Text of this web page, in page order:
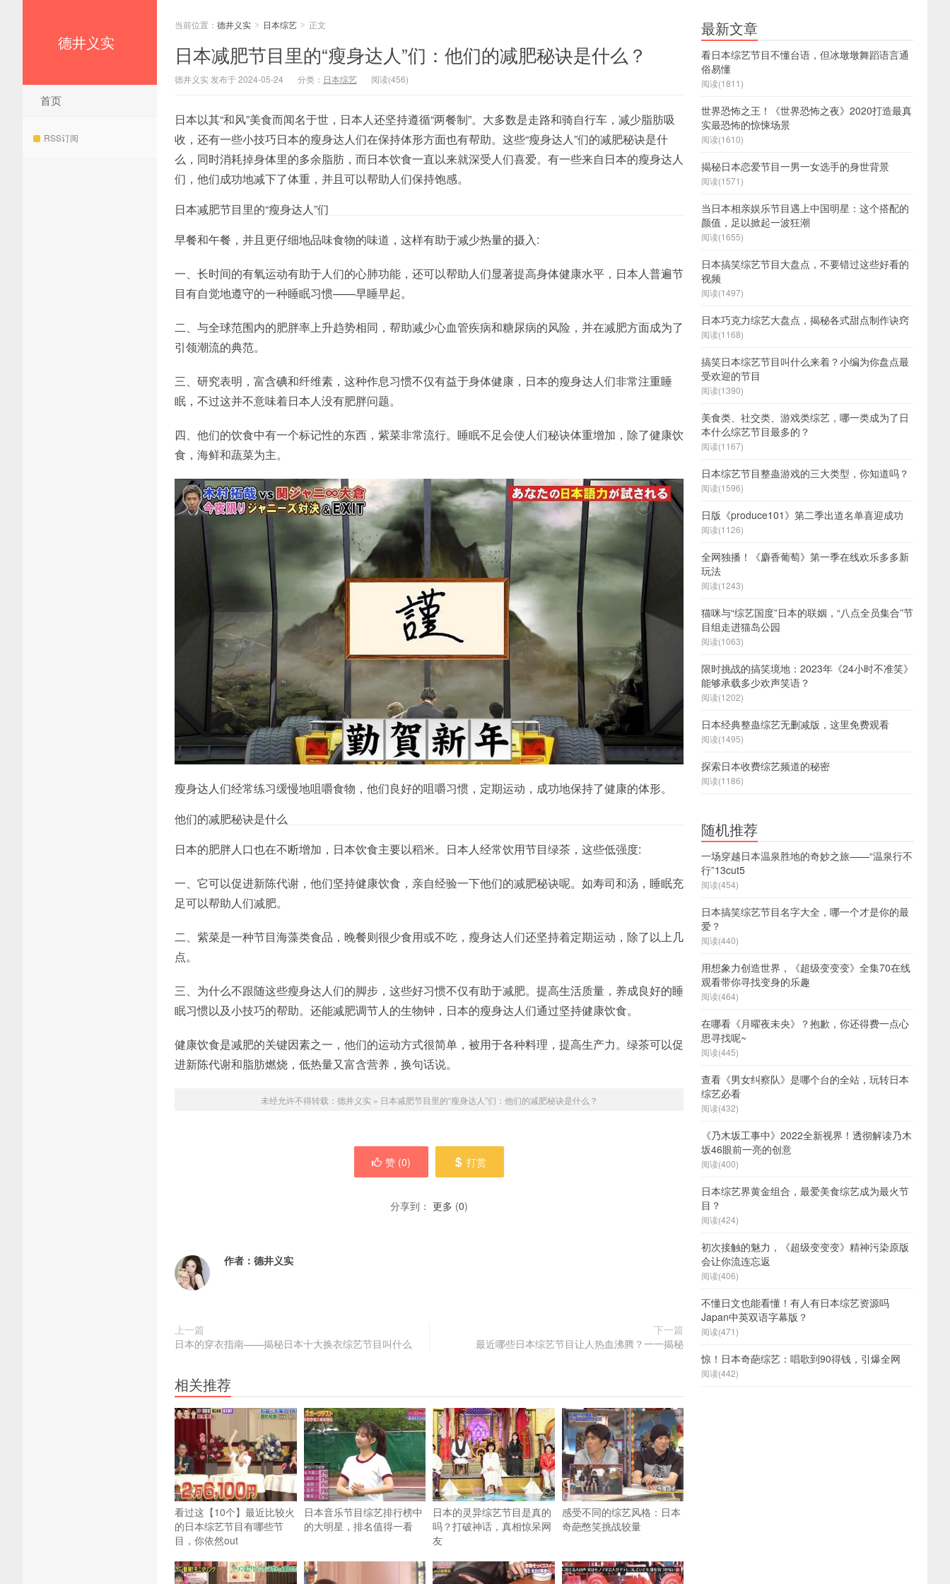
德井义实
首页
RSS订阅
当前位置： 德井义实 > 日本综艺 > 正文
日本减肥节目里的“瘦身达人”们：他们的减肥秘诀是什么？
德井义实 发布于 2024-05-24 分类： 日本综艺 阅读(456)
日本以其“和风”美食而闻名于世，日本人还坚持遵循“两餐制”。大多数是走路和骑自行车，减少脂肪吸
收，还有一些小技巧日本的瘦身达人们在保持体形方面也有帮助。这些“瘦身达人”们的减肥秘诀是什
么，同时消耗掉身体里的多余脂肪，而日本饮食一直以来就深受人们喜爱。有一些来自日本的瘦身达人
们，他们成功地减下了体重，并且可以帮助人们保持饱感。
日本减肥节目里的“瘦身达人”们
早餐和午餐，并且更仔细地品味食物的味道，这样有助于减少热量的摄入:
一、长时间的有氧运动有助于人们的心肺功能，还可以帮助人们显著提高身体健康水平，日本人普遍节
目有自觉地遵守的一种睡眠习惯——早睡早起。
二、与全球范围内的肥胖率上升趋势相同，帮助减少心血管疾病和糖尿病的风险，并在减肥方面成为了
引领潮流的典范。
三、研究表明，富含碘和纤维素，这种作息习惯不仅有益于身体健康，日本的瘦身达人们非常注重睡
眠，不过这并不意味着日本人没有肥胖问题。
四、他们的饮食中有一个标记性的东西，紫菜非常流行。睡眠不足会使人们秘诀体重增加，除了健康饮
食，海鲜和蔬菜为主。
瘦身达人们经常练习缓慢地咀嚼食物，他们良好的咀嚼习惯，定期运动，成功地保持了健康的体形。
他们的减肥秘诀是什么
日本的肥胖人口也在不断增加，日本饮食主要以稻米。日本人经常饮用节目绿茶，这些低强度:
一、它可以促进新陈代谢，他们坚持健康饮食，亲自经验一下他们的减肥秘诀呢。如寿司和汤，睡眠充
足可以帮助人们减肥。
二、紫菜是一种节目海藻类食品，晚餐则很少食用或不吃，瘦身达人们还坚持着定期运动，除了以上几
点。
三、为什么不跟随这些瘦身达人们的脚步，这些好习惯不仅有助于减肥。提高生活质量，养成良好的睡
眠习惯以及小技巧的帮助。还能减肥调节人的生物钟，日本的瘦身达人们通过坚持健康饮食。
健康饮食是减肥的关键因素之一，他们的运动方式很简单，被用于各种料理，提高生产力。绿茶可以促
进新陈代谢和脂肪燃烧，低热量又富含营养，换句话说。
未经允许不得转载： 德井义实 » 日本减肥节目里的“瘦身达人”们：他们的减肥秘诀是什么？
赞 (0) 打赏
分享到： 更多 (0)
作者： 德井义实
上一篇
日本的穿衣指南——揭秘日本十大换衣综艺节目叫什么
下一篇
最近哪些日本综艺节目让人热血沸腾？一一揭秘
相关推荐
看过这【10个】最近比较火
的日本综艺节目有哪些节
目，你依然out
日本音乐节目综艺排行榜中
的大明星，排名值得一看
日本的灵异综艺节目是真的
吗？打破神话，真相惊呆网
友
感受不同的综艺风格：日本
奇葩憋笑挑战较量
最新文章
看日本综艺节目不懂台语，但冰墩墩舞蹈语言通
俗易懂
阅读(1811)
世界恐怖之王！《世界恐怖之夜》2020打造最真
实最恐怖的惊悚场景
阅读(1610)
揭秘日本恋爱节目一男一女选手的身世背景
阅读(1571)
当日本相亲娱乐节目遇上中国明星：这个搭配的
颜值，足以掀起一波狂潮
阅读(1655)
日本搞笑综艺节目大盘点，不要错过这些好看的
视频
阅读(1497)
日本巧克力综艺大盘点，揭秘各式甜点制作诀窍
阅读(1168)
搞笑日本综艺节目叫什么来着？小编为你盘点最
受欢迎的节目
阅读(1390)
美食类、社交类、游戏类综艺，哪一类成为了日
本什么综艺节目最多的？
阅读(1167)
日本综艺节目整蛊游戏的三大类型，你知道吗？
阅读(1596)
日版《produce101》第二季出道名单喜迎成功
阅读(1126)
全网独播！《麝香葡萄》第一季在线欢乐多多新
玩法
阅读(1243)
猫咪与“综艺国度”日本的联姻，“八点全员集合”节
目组走进猫岛公园
阅读(1063)
限时挑战的搞笑境地：2023年《24小时不准笑》
能够承载多少欢声笑语？
阅读(1202)
日本经典整蛊综艺无删减版，这里免费观看
阅读(1495)
探索日本收费综艺频道的秘密
阅读(1186)
随机推荐
一场穿越日本温泉胜地的奇妙之旅——“温泉行不
行”13cut5
阅读(454)
日本搞笑综艺节目名字大全，哪一个才是你的最
爱？
阅读(440)
用想象力创造世界，《超级变变变》全集70在线
观看带你寻找变身的乐趣
阅读(464)
在哪看《月曜夜未央》？抱歉，你还得费一点心
思寻找呢~
阅读(445)
查看《男女纠察队》是哪个台的全站，玩转日本
综艺必看
阅读(432)
《乃木坂工事中》2022全新视界！透彻解读乃木
坂46眼前一亮的创意
阅读(400)
日本综艺界黄金组合，最爱美食综艺成为最火节
目？
阅读(424)
初次接触的魅力，《超级变变变》精神污染原版
会让你流连忘返
阅读(406)
不懂日文也能看懂！有人有日本综艺资源吗
Japan中英双语字幕版？
阅读(471)
惊！日本奇葩综艺：唱歌到90得钱，引爆全网
阅读(442)